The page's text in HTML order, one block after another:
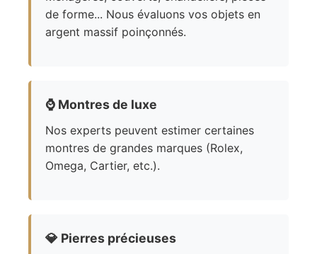
de forme... Nous évaluons vos objets en
argent massif poinçonnés.
⌚ Montres de luxe
Nos experts peuvent estimer certaines
montres de grandes marques (Rolex,
Omega, Cartier, etc.).
💎 Pierres précieuses